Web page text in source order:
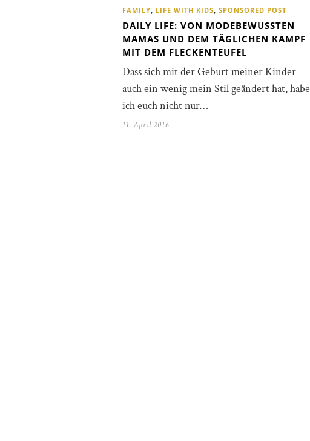
FAMILY, LIFE WITH KIDS, SPONSORED POST
DAILY LIFE: VON MODEBEWUSSTEN
MAMAS UND DEM TÄGLICHEN KAMPF
MIT DEM FLECKENTEUFEL
Dass sich mit der Geburt meiner Kinder
auch ein wenig mein Stil geändert hat, habe
ich euch nicht nur…
11. April 2016